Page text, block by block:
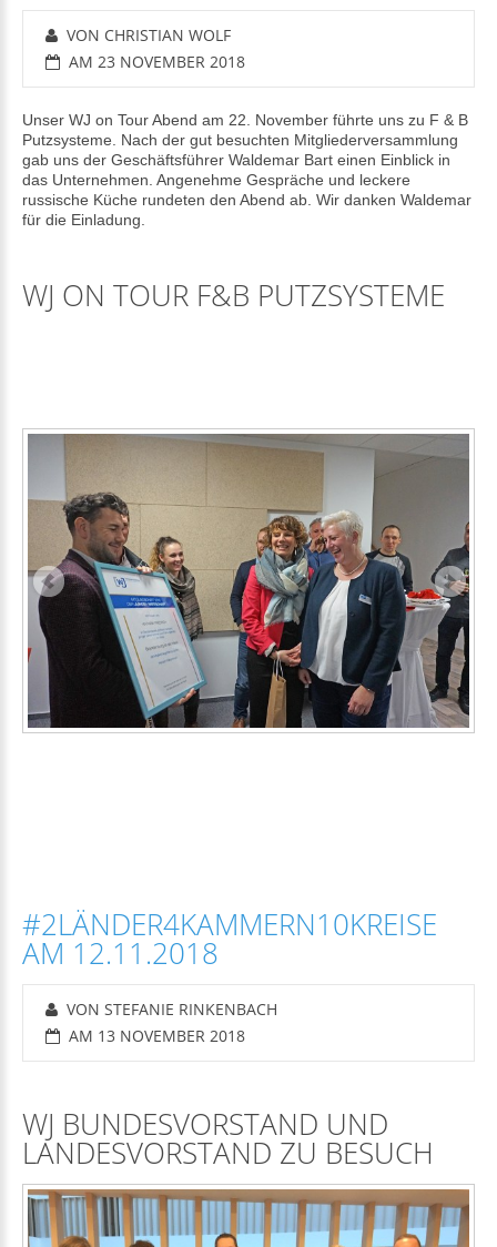
VON CHRISTIAN WOLF
AM 23 NOVEMBER 2018
Unser WJ on Tour Abend am 22. November führte uns zu F & B
Putzsysteme. Nach der gut besuchten Mitgliederversammlung
gab uns der Geschäftsführer Waldemar Bart einen Einblick in
das Unternehmen. Angenehme Gespräche und leckere
russische Küche rundeten den Abend ab. Wir danken Waldemar
für die Einladung.
WJ ON TOUR F&B PUTZSYSTEME
#2LÄNDER4KAMMERN10KREISE
AM 12.11.2018
VON STEFANIE RINKENBACH
AM 13 NOVEMBER 2018
WJ BUNDESVORSTAND UND
LANDESVORSTAND ZU BESUCH